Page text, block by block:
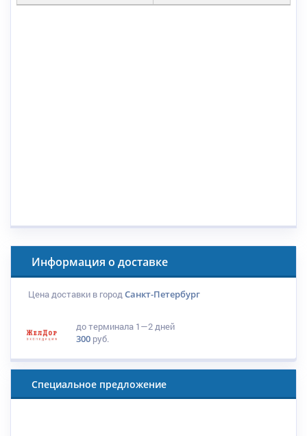
Информация о доставке
Цена доставки в городСанкт-Петербург
до терминала 1—2 дней
300 руб.
Специальное предложение